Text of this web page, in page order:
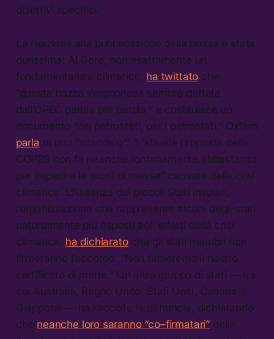
obiettivi specifici.
La reazione alla pubblicazione della bozza è stata
durissima: Al Gore, non esattamente un
fondamentalista climatico, ha twittato che
“questa bozza vergognosa sembra dettata
dall’OPEC parola per parola,” e costituisce un
documento “dei petrostati, per i petrostati.” Oxfam
parla di uno “scandalo”: “L’attuale proposta della
COP28 non fa neanche lontanamente abbastanza
per impedire le morti di massa” causate dalla crisi
climatica. L’Alleanza dei piccoli Stati insulari,
l’organizzazione che rappresenta alcuni degli stati
naturalmente più esposti agli effetti della crisi
climatica, ha dichiaratoche gli stati membri non
firmeranno l’accordo: “Non firmeremo il nostro
certificato di morte.” Un altro gruppo di stati — tra
cui Australia, Regno Unito, Stati Uniti, Canada e
Giappone — ha raccolto la denuncia, dichiarando
che neanche loro saranno “co–firmatari” della